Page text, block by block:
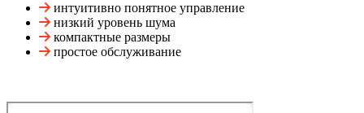
интуитивно понятное управление
низкий уровень шума
компактные размеры
простое обслуживание